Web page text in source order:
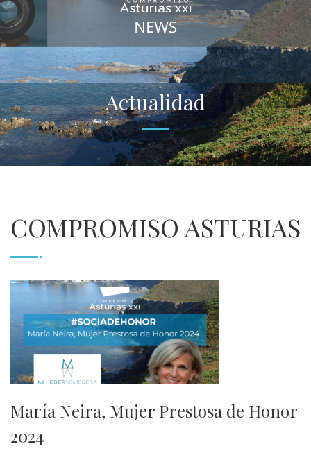
Actualidad
COMPROMISO ASTURIAS
María Neira, Mujer Prestosa de Honor
2024